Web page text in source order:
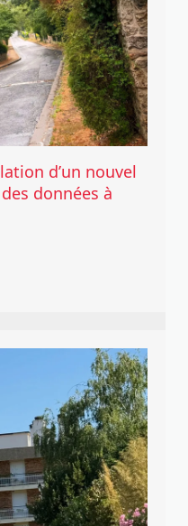
d’un nouvel
données à